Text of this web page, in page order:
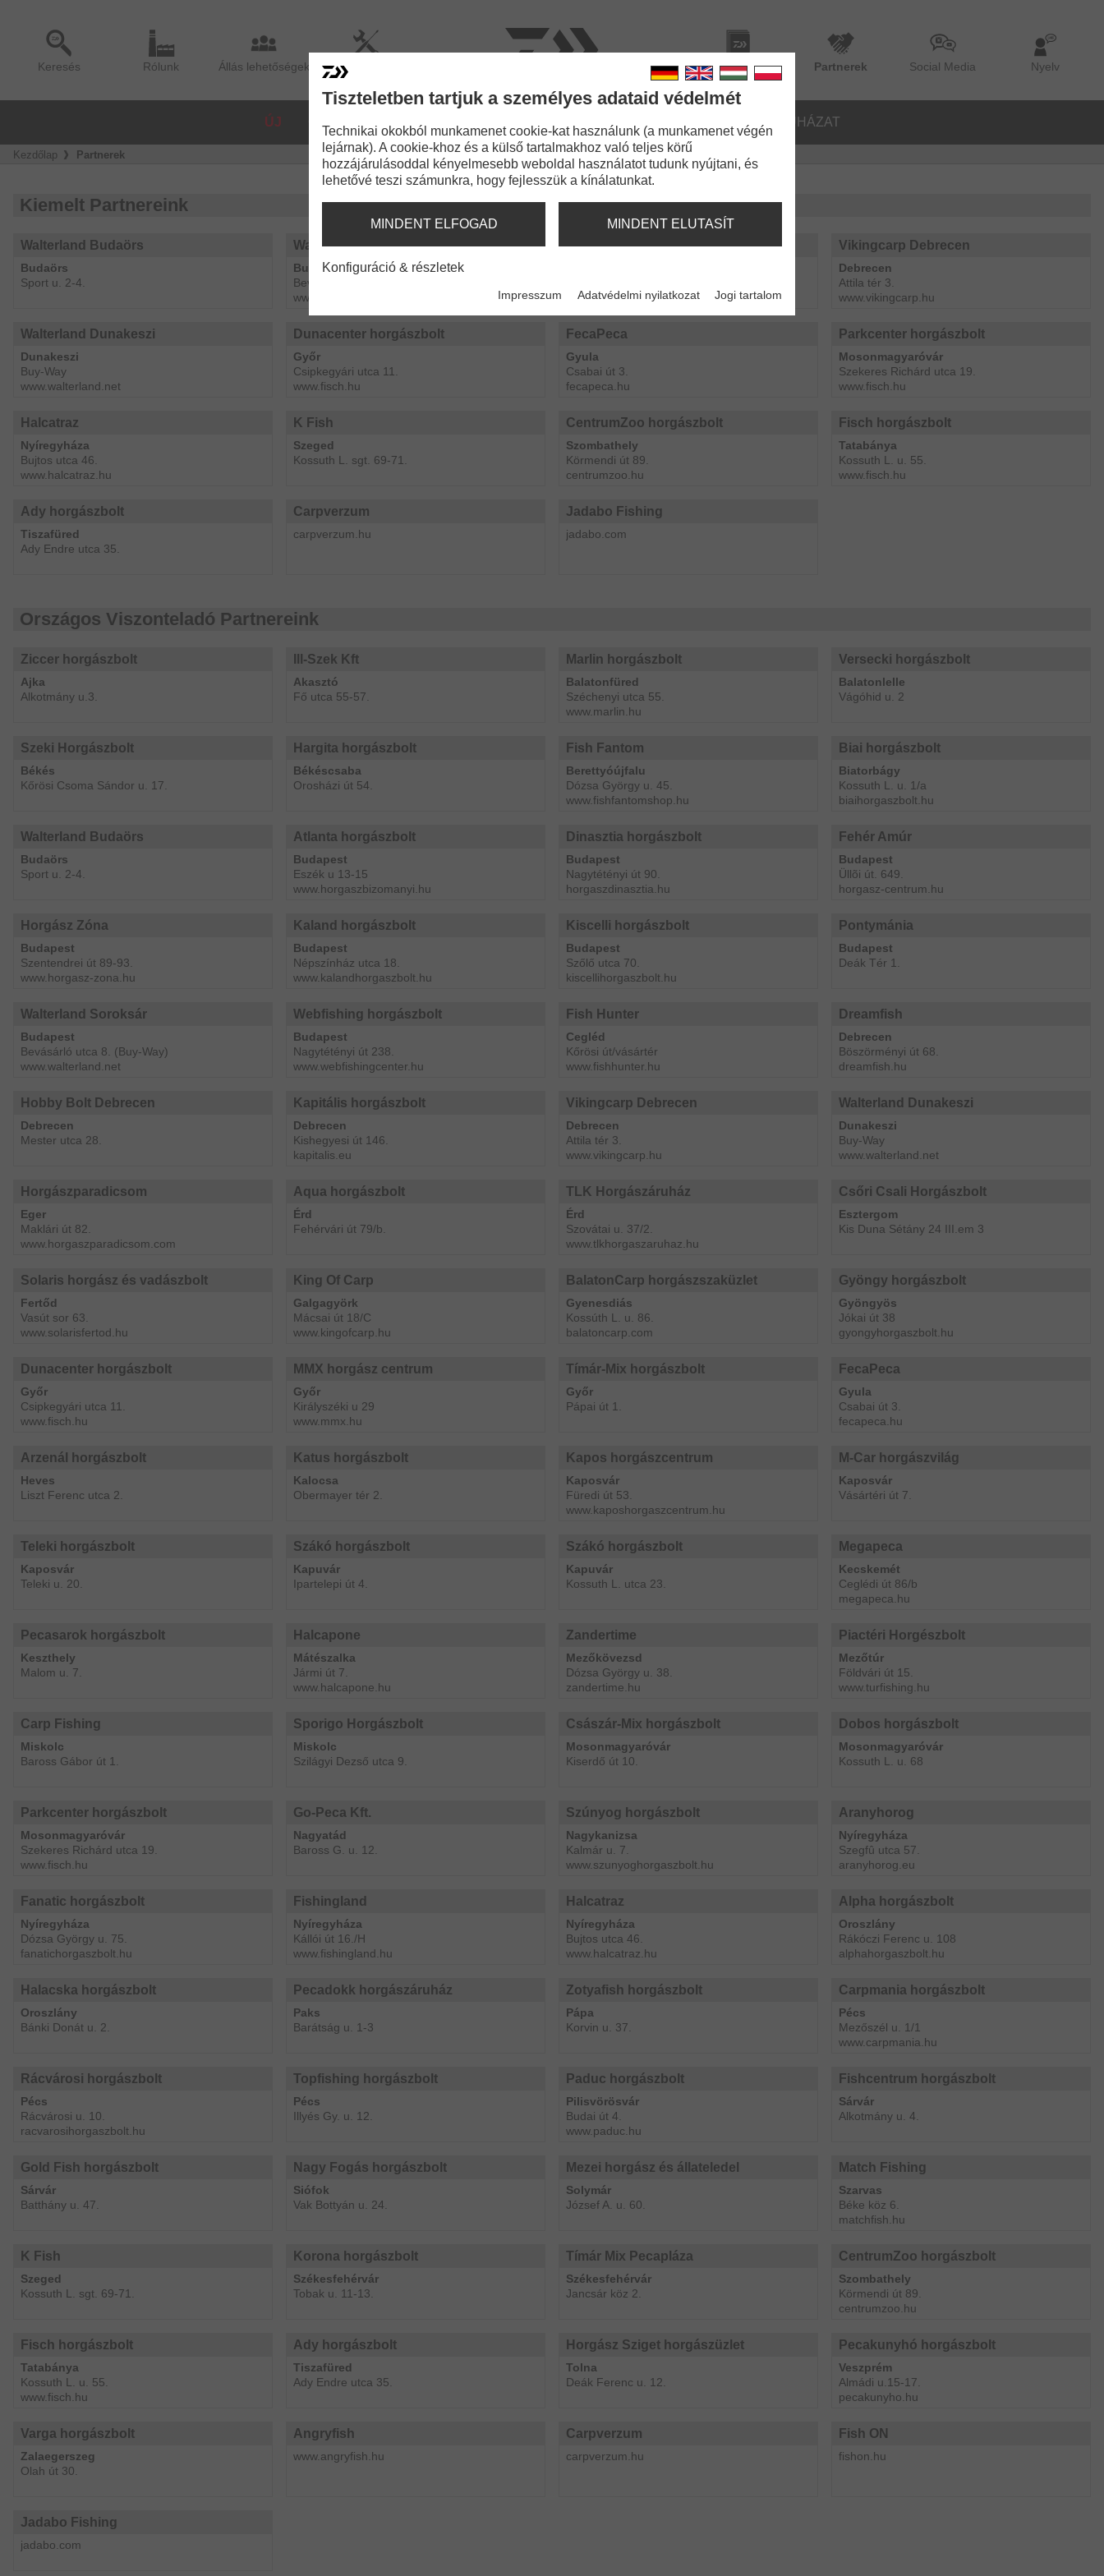
Keresés Rólunk Állás lehetőségek Katalógus Partnerek Social Media Nyelv
ÚJ BOTOK APRÓCIKKEK KIEGÉSZÍTŐK RUHÁZAT
Kezdőlap Partnerek
Kiemelt Partnereink
Walterland Budaörs
Budaörs
Sport u. 2-4.
Walterland Soroksár
Budapest
Bevásárló utca 8. (Buy-Way)
www.walterland.net
Webfishing horgászbolt
www.webfishingcenter.hu
Vikingcarp Debrecen
Debrecen
Attila tér 3.
www.vikingcarp.hu
Walterland Dunakeszi
Dunakeszi
Buy-Way
www.walterland.net
Dunacenter horgászbolt
Győr
Csipkegyári utca 11.
www.fisch.hu
FecaPeca
Gyula
Csabai út 3.
fecapeca.hu
Parkcenter horgászbolt
Mosonmagyaróvár
Szekeres Richárd utca 19.
www.fisch.hu
Halcatraz
Nyíregyháza
Bujtos utca 46.
www.halcatraz.hu
K Fish
Szeged
Kossuth L. sgt. 69-71.
CentrumZoo horgászbolt
Szombathely
Körmendi út 89.
centrumzoo.hu
Fisch horgászbolt
Tatabánya
Kossuth L. u. 55.
www.fisch.hu
Ady horgászbolt
Tiszafüred
Ady Endre utca 35.
Carpverzum
carpverzum.hu
Jadabo Fishing
jadabo.com
Országos Viszonteladó Partnereink
Ziccer horgászbolt
Ajka
Alkotmány u.3.
Ill-Szek Kft
Akasztó
Fő utca 55-57.
Marlin horgászbolt
Balatonfüred
Széchenyi utca 55.
www.marlin.hu
Versecki horgászbolt
Balatonlelle
Vágóhid u. 2
Szeki Horgászbolt
Békés
Kőrösi Csoma Sándor u. 17.
Hargita horgászbolt
Békéscsaba
Orosházi út 54.
Fish Fantom
Berettyóújfalu
Dózsa György u. 45.
www.fishfantomshop.hu
Biai horgászbolt
Biatorbágy
Kossuth L. u. 1/a
biaihorgaszbolt.hu
Walterland Budaörs
Budaörs
Sport u. 2-4.
Atlanta horgászbolt
Budapest
Eszék u 13-15
www.horgaszbizomanyi.hu
Dinasztia horgászbolt
Budapest
Nagytétényi út 90.
horgaszdinasztia.hu
Fehér Amúr
Budapest
Üllõi út. 649.
horgasz-centrum.hu
Horgász Zóna
Budapest
Szentendrei út 89-93.
www.horgasz-zona.hu
Kaland horgászbolt
Budapest
Népszínház utca 18.
www.kalandhorgaszbolt.hu
Kiscelli horgászbolt
Budapest
Szőlő utca 70.
kiscellihorgaszbolt.hu
Pontymánia
Budapest
Deák Tér 1.
Walterland Soroksár
Budapest
Bevásárló utca 8. (Buy-Way)
www.walterland.net
Webfishing horgászbolt
Budapest
Nagytétényi út 238.
www.webfishingcenter.hu
Fish Hunter
Cegléd
Kőrösi út/vásártér
www.fishhunter.hu
Dreamfish
Debrecen
Böszörményi út 68.
dreamfish.hu
Hobby Bolt Debrecen
Debrecen
Mester utca 28.
Kapitális horgászbolt
Debrecen
Kishegyesi út 146.
kapitalis.eu
Vikingcarp Debrecen
Debrecen
Attila tér 3.
www.vikingcarp.hu
Walterland Dunakeszi
Dunakeszi
Buy-Way
www.walterland.net
Horgászparadicsom
Eger
Maklári út 82.
www.horgaszparadicsom.com
Aqua horgászbolt
Érd
Fehérvári út 79/b.
TLK Horgászáruház
Érd
Szovátai u. 37/2.
www.tlkhorgaszaruhaz.hu
Csőri Csali Horgászbolt
Esztergom
Kis Duna Sétány 24 III.em 3
Solaris horgász és vadászbolt
Fertőd
Vasút sor 63.
www.solarisfertod.hu
King Of Carp
Galgagyörk
Mácsai út 18/C
www.kingofcarp.hu
BalatonCarp horgászszaküzlet
Gyenesdiás
Kossúth L. u. 86.
balatoncarp.com
Gyöngy horgászbolt
Gyöngyös
Jókai út 38
gyongyhorgaszbolt.hu
Dunacenter horgászbolt
Győr
Csipkegyári utca 11.
www.fisch.hu
MMX horgász centrum
Győr
Királyszéki u 29
www.mmx.hu
Tímár-Mix horgászbolt
Győr
Pápai út 1.
FecaPeca
Gyula
Csabai út 3.
fecapeca.hu
Arzenál horgászbolt
Heves
Liszt Ferenc utca 2.
Katus horgászbolt
Kalocsa
Obermayer tér 2.
Kapos horgászcentrum
Kaposvár
Füredi út 53.
www.kaposhorgaszcentrum.hu
M-Car horgászvilág
Kaposvár
Vásártéri út 7.
Teleki horgászbolt
Kaposvár
Teleki u. 20.
Szákó horgászbolt
Kapuvár
Ipartelepi út 4.
Szákó horgászbolt
Kapuvár
Kossuth L. utca 23.
Megapeca
Kecskemét
Ceglédi út 86/b
megapeca.hu
Pecasarok horgászbolt
Keszthely
Malom u. 7.
Halcapone
Mátészalka
Jármi út 7.
www.halcapone.hu
Zandertime
Mezőkövezsd
Dózsa György u. 38.
zandertime.hu
Piactéri Horgészbolt
Mezőtúr
Földvári út 15.
www.turfishing.hu
Carp Fishing
Miskolc
Baross Gábor út 1.
Sporigo Horgászbolt
Miskolc
Szilágyi Dezső utca 9.
Császár-Mix horgászbolt
Mosonmagyaróvár
Kiserdő út 10.
Dobos horgászbolt
Mosonmagyaróvár
Kossuth L. u. 68
Parkcenter horgászbolt
Mosonmagyaróvár
Szekeres Richárd utca 19.
www.fisch.hu
Go-Peca Kft.
Nagyatád
Baross G. u. 12.
Szúnyog horgászbolt
Nagykanizsa
Kalmár u. 7.
www.szunyoghorgaszbolt.hu
Aranyhorog
Nyíregyháza
Szegfû utca 57.
aranyhorog.eu
Fanatic horgászbolt
Nyíregyháza
Dózsa György u. 75.
fanatichorgaszbolt.hu
Fishingland
Nyíregyháza
Kállói út 16./H
www.fishingland.hu
Halcatraz
Nyíregyháza
Bujtos utca 46.
www.halcatraz.hu
Alpha horgászbolt
Oroszlány
Rákóczi Ferenc u. 108
alphahorgaszbolt.hu
Halacska horgászbolt
Oroszlány
Bánki Donát u. 2.
Pecadokk horgászáruház
Paks
Barátság u. 1-3
Zotyafish horgászbolt
Pápa
Korvin u. 37.
Carpmania horgászbolt
Pécs
Mezőszél u. 1/1
www.carpmania.hu
Rácvárosi horgászbolt
Pécs
Rácvárosi u. 10.
racvarosihorgaszbolt.hu
Topfishing horgászbolt
Pécs
Illyés Gy. u. 12.
Paduc horgászbolt
Pilisvörösvár
Budai út 4.
www.paduc.hu
Fishcentrum horgászbolt
Sárvár
Alkotmány u. 4.
Gold Fish horgászbolt
Sárvár
Batthány u. 47.
Nagy Fogás horgászbolt
Siófok
Vak Bottyán u. 24.
Mezei horgász és állateledel
Solymár
József A. u. 60.
Match Fishing
Szarvas
Béke köz 6.
matchfish.hu
K Fish
Szeged
Kossuth L. sgt. 69-71.
Korona horgászbolt
Székesfehérvár
Tobak u. 11-13.
Tímár Mix Pecapláza
Székesfehérvár
Jancsár köz 2.
CentrumZoo horgászbolt
Szombathely
Körmendi út 89.
centrumzoo.hu
Fisch horgászbolt
Tatabánya
Kossuth L. u. 55.
www.fisch.hu
Ady horgászbolt
Tiszafüred
Ady Endre utca 35.
Horgász Sziget horgászüzlet
Tolna
Deák Ferenc u. 12.
Pecakunyhó horgászbolt
Veszprém
Almádi u.15-17.
pecakunyho.hu
Varga horgászbolt
Zalaegerszeg
Olah út 30.
Angryfish
www.angryfish.hu
Carpverzum
carpverzum.hu
Fish ON
fishon.hu
Jadabo Fishing
jadabo.com
Tiszteletben tartjuk a személyes adataid védelmét
Technikai okokból munkamenet cookie-kat használunk (a munkamenet végén
lejárnak). A cookie-khoz és a külső tartalmakhoz való teljes körű
hozzájárulásoddal kényelmesebb weboldal használatot tudunk nyújtani, és
lehetővé teszi számunkra, hogy fejlesszük a kínálatunkat.
MINDENT ELFOGAD MINDENT ELUTASÍT
Konfiguráció & részletek
Impresszum Adatvédelmi nyilatkozat Jogi tartalom